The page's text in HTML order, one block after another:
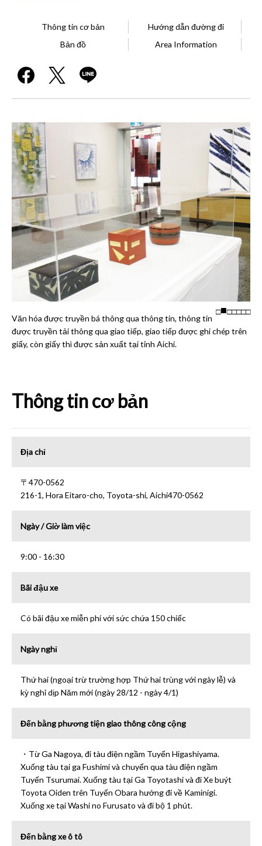
Thông tin cơ bản
Hướng dẫn đường đi
Bản đồ
Area Information
□ □□□□□
Văn hóa được truyền bá thông qua thông tin, thông tin
được truyền tải thông qua giao tiếp, giao tiếp được ghi chép trên
giấy, còn giấy thì được sản xuất tại tỉnh Aichi.
Thông tin cơ bản
Địa chỉ
〒470-0562
216-1, Hora Eitaro-cho, Toyota-shi, Aichi470-0562
Ngày / Giờ làm việc
9:00 - 16:30
Bãi đậu xe
Có bãi đậu xe miễn phí với sức chứa 150 chiếc
Ngày nghỉ
Thứ hai (ngoại trừ trường hợp Thứ hai trùng với ngày lễ) và
kỳ nghỉ dịp Năm mới (ngày 28/12 - ngày 4/1)
Đến bằng phương tiện giao thông công cộng
・Từ Ga Nagoya, đi tàu điện ngầm Tuyến Higashiyama.
Xuống tàu tại ga Fushimi và chuyển qua tàu điện ngầm
Tuyến Tsurumai. Xuống tàu tại Ga Toyotashi và đi Xe buýt
Toyota Oiden trên Tuyến Obara hướng đi về Kaminigi.
Xuống xe tại Washi no Furusato và đi bộ 1 phút.
Đến bằng xe ô tô